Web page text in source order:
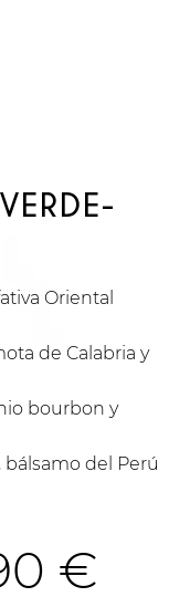
Oriental
de Calabria y
bourbon y
del Perú
€